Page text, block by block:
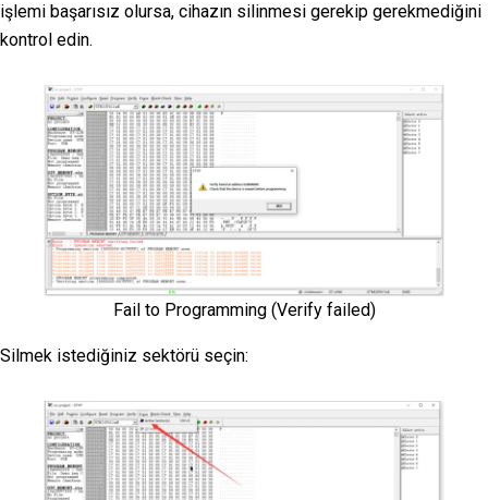
işlemi başarısız olursa, cihazın silinmesi gerekip gerekmediğini
kontrol edin.
Fail to Programming (Verify failed)
Silmek istediğiniz sektörü seçin: